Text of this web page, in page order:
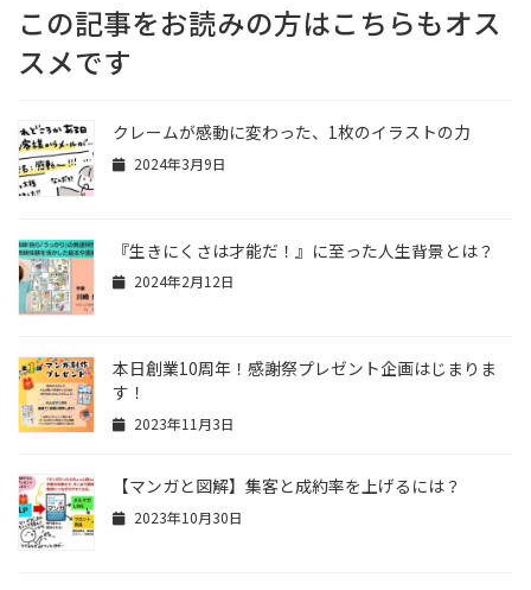
この記事をお読みの方はこちらもオス
スメです
クレームが感動に変わった、1枚のイラストの力
2024年3月9日
『生きにくさは才能だ！』に至った人生背景とは？
2024年2月12日
本日創業10周年！感謝祭プレゼント企画はじまりま
す！
2023年11月3日
【マンガと図解】集客と成約率を上げるには？
2023年10月30日